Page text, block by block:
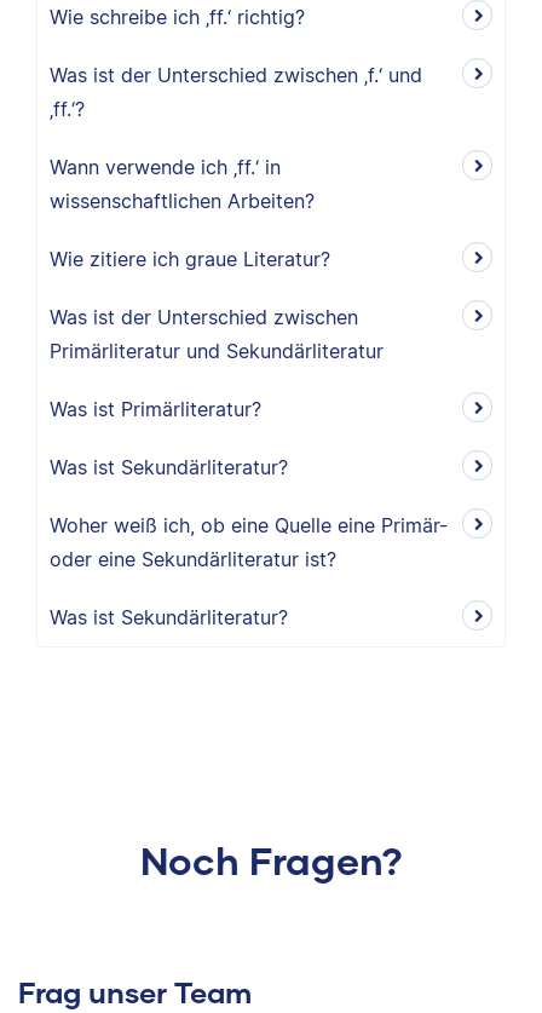
Wie schreibe ich ‚ff.‘ richtig?
Was ist der Unterschied zwischen ‚f.‘ und
‚ff.‘?
Wann verwende ich ‚ff.‘ in
wissenschaftlichen Arbeiten?
Wie zitiere ich graue Literatur?
Was ist der Unterschied zwischen
Primärliteratur und Sekundärliteratur
Was ist Primärliteratur?
Was ist Sekundärliteratur?
Woher weiß ich, ob eine Quelle eine Primär-
oder eine Sekundärliteratur ist?
Was ist Sekundärliteratur?
Noch Fragen?
Frag unser Team